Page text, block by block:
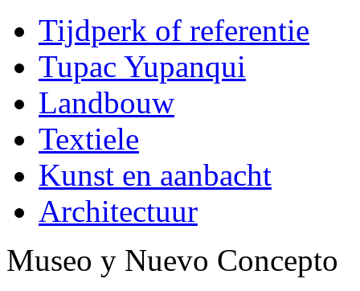
Tijdperk of referentie
Tupac Yupanqui
Landbouw
Textiele
Kunst en aanbacht
Architectuur
Museo y Nuevo Concepto